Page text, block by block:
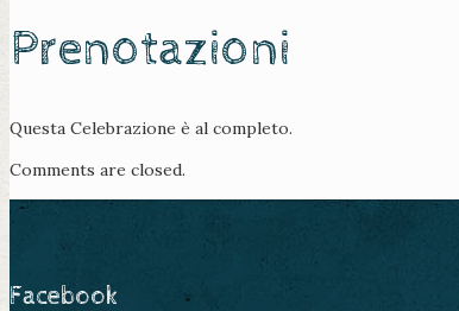
Prenotazioni
Questa Celebrazione è al completo.
Comments are closed.
Facebook